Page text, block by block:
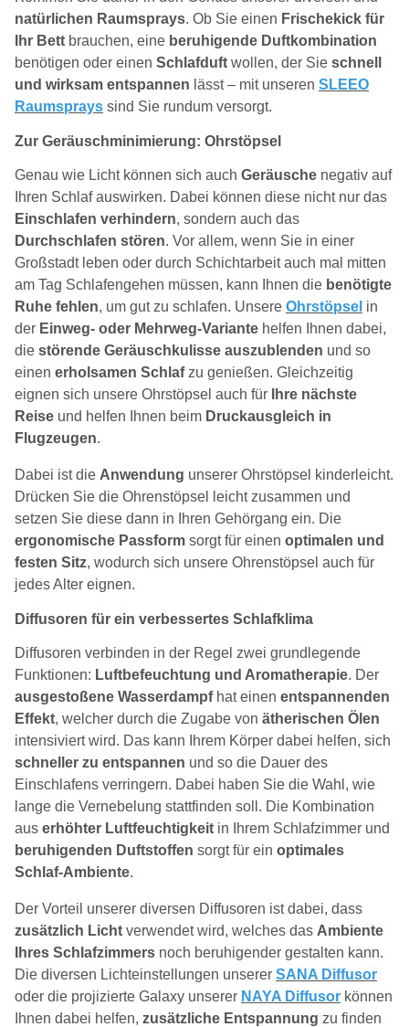
natürlichen Raumsprays. Ob Sie einen Frischekick für
Ihr Bett brauchen, eine beruhigende Duftkombination
benötigen oder einen Schlafduft wollen, der Sie schnell
und wirksam entspannen lässt – mit unseren SLEEO
Raumsprays sind Sie rundum versorgt.
Zur Geräuschminimierung: Ohrstöpsel
Genau wie Licht können sich auch Geräusche negativ auf
Ihren Schlaf auswirken. Dabei können diese nicht nur das
Einschlafen verhindern, sondern auch das
Durchschlafen stören. Vor allem, wenn Sie in einer
Großstadt leben oder durch Schichtarbeit auch mal mitten
am Tag Schlafengehen müssen, kann Ihnen die benötigte
Ruhe fehlen, um gut zu schlafen. Unsere Ohrstöpsel in
der Einweg- oder Mehrweg-Variante helfen Ihnen dabei,
die störende Geräuschkulisse auszublenden und so
einen erholsamen Schlafzu genießen. Gleichzeitig
eignen sich unsere Ohrstöpsel auch für
Ihre nächste
Reise und helfen Ihnen beim Druckausgleich in
Flugzeugen.
Dabei ist die Anwendung unserer Ohrstöpsel kinderleicht.
Drücken Sie die Ohrenstöpsel leicht zusammen und
setzen Sie diese dann in Ihren Gehörgang ein. Die
ergonomische Passform sorgt für einen optimalen und
festen Sitz, wodurch sich unsere Ohrenstöpsel auch für
jedes Alter eignen.
Diffusoren für ein verbessertes Schlafklima
Diffusoren verbinden in der Regel zwei grundlegende
Funktionen: Luftbefeuchtung und Aromatherapie. Der
ausgestoßene Wasserdampfhat einen entspannenden
Effekt, welcher durch die Zugabe von ätherischen Ölen
intensiviert wird. Das kann Ihrem Körper dabei helfen, sich
schneller zu entspannen und so die Dauer des
Einschlafens verringern. Dabei haben Sie die Wahl, wie
lange die Vernebelung stattfinden soll. Die Kombination
aus erhöhter Luftfeuchtigkeit in Ihrem Schlafzimmer und
beruhigenden Duftstoffen sorgt für ein optimales
Schlaf-Ambiente.
Der Vorteil unserer diversen Diffusoren ist dabei, dass
zusätzlich Licht verwendet wird, welches das Ambiente
Ihres Schlafzimmers noch beruhigender gestalten kann.
Die diversen Lichteinstellungen unserer SANA Diffusor
oder die projizierte Galaxy unserer NAYA Diffusor können
Ihnen dabei helfen, zusätzliche Entspannung zu finden